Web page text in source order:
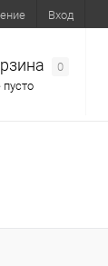
Вход
0
пусто